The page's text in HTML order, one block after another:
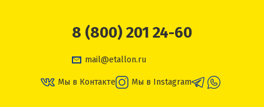
8 (800) 201 24-60
mail@etallon.ru
Мы в Контакте Мы в Instagram